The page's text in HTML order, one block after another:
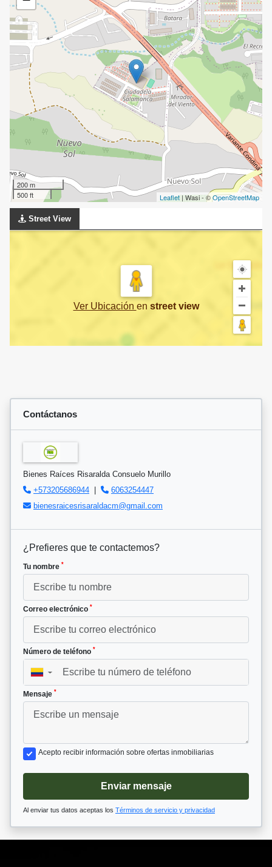
200 m
500 ft
Leaflet | Wasi - ©OpenStreetMap
Street View
Ver Ubicación en street view
Contáctanos
Bienes Raíces Risaralda Consuelo Murillo
+573205686944 |
6063254447
bienesraicesrisaraldacm@gmail.com
¿Prefieres que te contactemos?
Tu nombre *
Correo electrónico *
Número de teléfono *
▼
Mensaje *
Acepto recibir información sobre ofertas inmobiliarias
Enviar mensaje
Al enviar tus datos aceptas los Términos de servicio y privacidad